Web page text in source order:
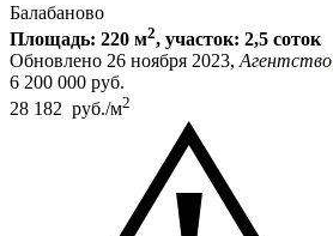
Балабаново
Площадь: 220 м2, участок: 2,5 соток
Обновлено 26 ноября 2023, Агентство
6 200 000 руб.
28 182 руб./м2